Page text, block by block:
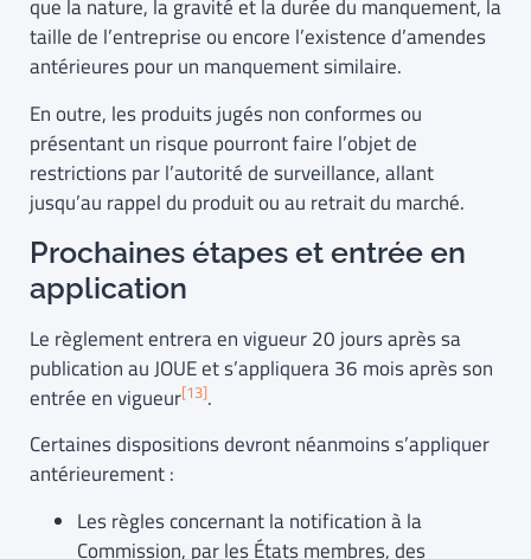
que la nature, la gravité et la durée du manquement, la
taille de l’entreprise ou encore l’existence d’amendes
antérieures pour un manquement similaire.
En outre, les produits jugés non conformes ou
présentant un risque pourront faire l’objet de
restrictions par l’autorité de surveillance, allant
jusqu’au rappel du produit ou au retrait du marché.
Prochaines étapes et entrée en
application
Le règlement entrera en vigueur 20 jours après sa
publication au JOUE et s’appliquera 36 mois après son
entrée en vigueur[13].
Certaines dispositions devront néanmoins s’appliquer
antérieurement :
Les règles concernant la notification à la
Commission, par les États membres, des